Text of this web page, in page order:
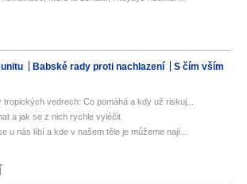
Babské rady proti nachlazení
S čím vším
vedrech: Co pomáhá a kdy už riskuj...
a jak se z nich rychle vyléčit
u nás líbí a kde v našem těle je můžeme nají...